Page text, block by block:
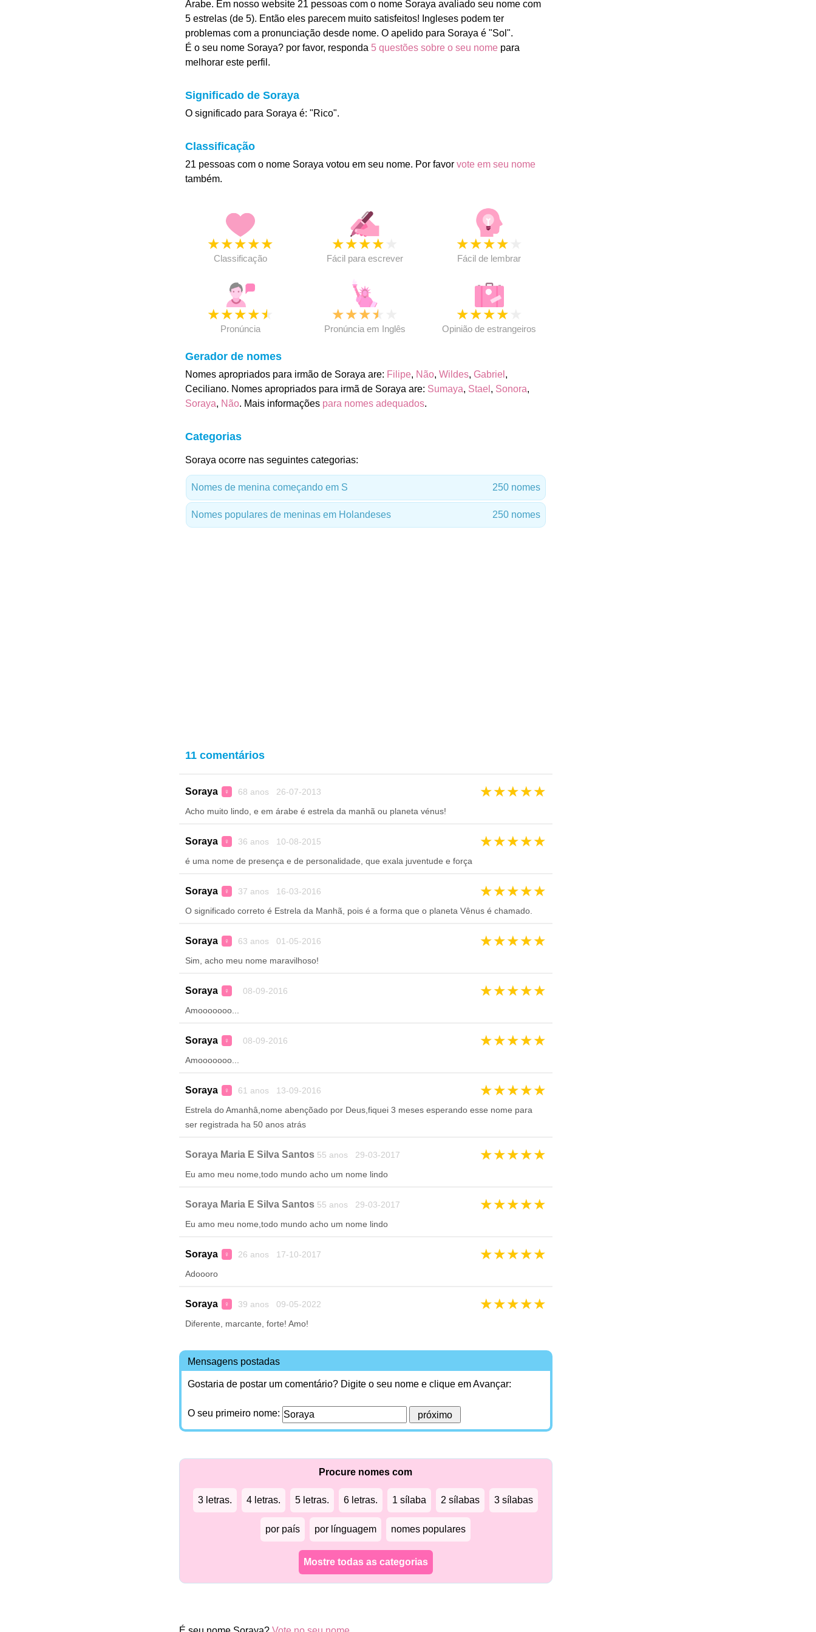
Árabe. Em nosso website 21 pessoas com o nome Soraya avaliado seu nome com
5 estrelas (de 5). Então eles parecem muito satisfeitos! Ingleses podem ter
problemas com a pronunciação desde nome. O apelido para Soraya é "Sol".
É o seu nome Soraya? por favor, responda 5 questões sobre o seu nomepara
melhorar este perfil.
Significado de Soraya
O significado para Soraya é: "Rico".
Classificação
21 pessoas com o nome Soraya votou em seu nome. Por favor vote em seu nome
também.
★★★★★
Classificação
★★★★
Fácil para escrever
★★★★
Fácil de lembrar
★★★★★
Pronúncia
★★★★
Pronúncia em Inglês
★★★★
Opinião de estrangeiros
Gerador de nomes
Nomes apropriados para irmão de Soraya are: Filipe, Não, Wildes, Gabriel ,
Ceciliano. Nomes apropriados para irmã de Soraya are: Sumaya, Stael , Sonora,
Soraya, Não. Mais informações para nomes adequados.
Categorias
Soraya ocorre nas seguintes categorias:
Nomes de menina começando em S 250 nomes
Nomes populares de meninas em Holandeses 250 nomes
11 comentários
Soraya ♀ 68 anos 26-07-2013 ★★★★★
Acho muito lindo, e em árabe é estrela da manhã ou planeta vénus!
Soraya ♀ 36 anos 10-08-2015 ★★★★★
é uma nome de presença e de personalidade, que exala juventude e força
Soraya ♀ 37 anos 16-03-2016 ★★★★★
O significado correto é Estrela da Manhã, pois é a forma que o planeta Vênus é chamado.
Soraya ♀ 63 anos 01-05-2016 ★★★★★
Sim, acho meu nome maravilhoso!
Soraya ♀ 08-09-2016 ★★★★★
Amooooooo...
Soraya ♀ 08-09-2016 ★★★★★
Amooooooo...
Soraya ♀ 61 anos 13-09-2016 ★★★★★
Estrela do Amanhâ,nome abençõado por Deus,fiquei 3 meses esperando esse nome para
ser registrada ha 50 anos atrás
Soraya Maria E Silva Santos55 anos 29-03-2017 ★★★★★
Eu amo meu nome,todo mundo acho um nome lindo
Soraya Maria E Silva Santos55 anos 29-03-2017 ★★★★★
Eu amo meu nome,todo mundo acho um nome lindo
Soraya ♀ 26 anos 17-10-2017 ★★★★★
Adoooro
Soraya ♀ 39 anos 09-05-2022 ★★★★★
Diferente, marcante, forte! Amo!
Mensagens postadas
Gostaria de postar um comentário? Digite o seu nome e clique em Avançar:
O seu primeiro nome:
Procure nomes com
3 letras. 4 letras. 5 letras. 6 letras. 1 sílaba 2 sílabas 3 sílabas
por país por línguagem nomes populares
Mostre todas as categorias